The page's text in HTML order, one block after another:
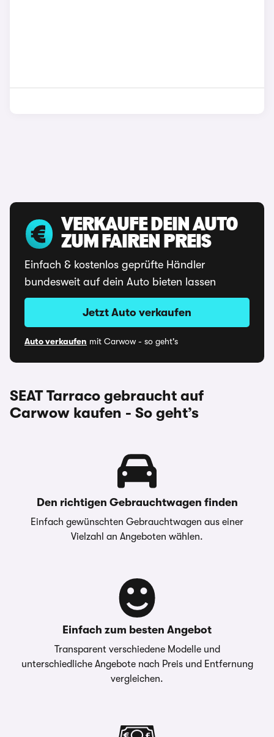
VERKAUFE DEIN AUTO
ZUM FAIREN PREIS
Einfach & kostenlos geprüfte Händler
bundesweit auf dein Auto bieten lassen
Jetzt Auto verkaufen
Auto verkaufen mit Carwow - so geht's
SEAT Tarraco gebraucht auf
Carwow kaufen - So geht’s
Den richtigen Gebrauchtwagen finden
Einfach gewünschten Gebrauchtwagen aus einer
Vielzahl an Angeboten wählen.
Einfach zum besten Angebot
Transparent verschiedene Modelle und
unterschiedliche Angebote nach Preis und Entfernung
vergleichen.